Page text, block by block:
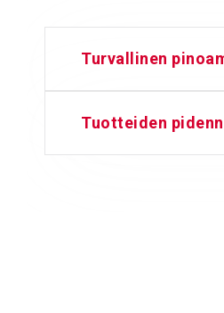
Turvallinen
Tuotteiden